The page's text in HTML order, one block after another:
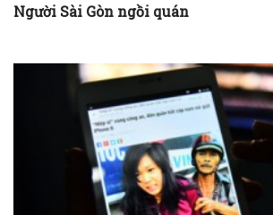
Người Sài Gòn ngồi quán